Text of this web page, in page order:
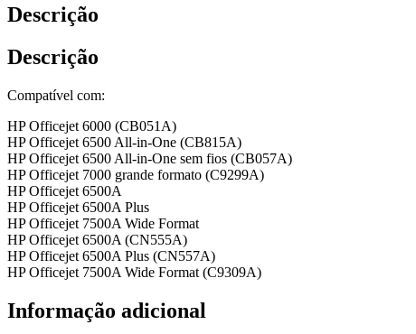
Descrição
Descrição
Compatível com:
HP Officejet 6000 (CB051A)
HP Officejet 6500 All-in-One (CB815A)
HP Officejet 6500 All-in-One sem fios (CB057A)
HP Officejet 7000 grande formato (C9299A)
HP Officejet 6500A
HP Officejet 6500A Plus
HP Officejet 7500A Wide Format
HP Officejet 6500A (CN555A)
HP Officejet 6500A Plus (CN557A)
HP Officejet 7500A Wide Format (C9309A)
Informação adicional